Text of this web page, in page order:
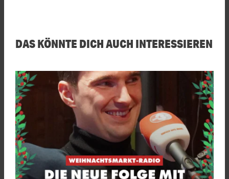
DAS KÖNNTE DICH AUCH INTERESSIEREN